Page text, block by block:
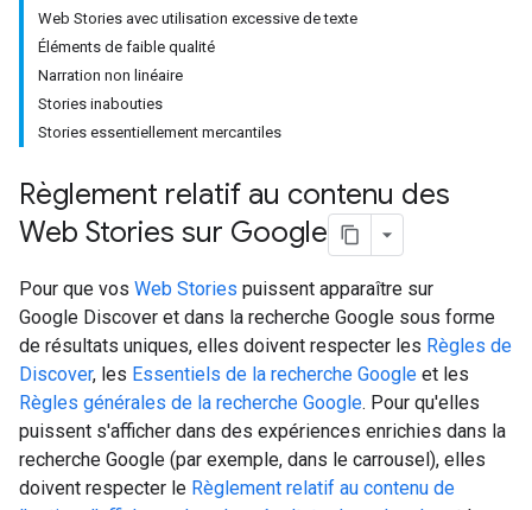
Web Stories avec utilisation excessive de texte
Éléments de faible qualité
Narration non linéaire
Stories inabouties
Stories essentiellement mercantiles
Règlement relatif au contenu des
Web Stories sur Google
Pour que vos Web Stories puissent apparaître sur
Google Discover et dans la recherche Google sous forme
de résultats uniques, elles doivent respecter les Règles de
Discover, les Essentiels de la recherche Google et les
Règles générales de la recherche Google. Pour qu'elles
puissent s'afficher dans des expériences enrichies dans la
recherche Google (par exemple, dans le carrousel), elles
doivent respecter le Règlement relatif au contenu de